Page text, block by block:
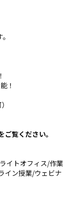
！
ご覧ください。
イトオフィス/作業
イン授業/ウェビナ